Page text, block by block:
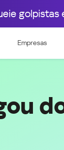
Empresas
Ocidental
& Luxembourg